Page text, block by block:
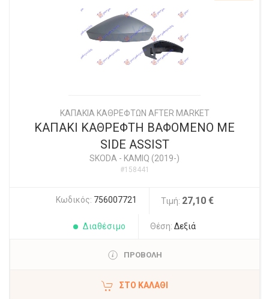
ΚΑΠΑΚΙΑ ΚΑΘΡΕΦΤΩΝ AFTER MARKET
ΚΑΠΑΚΙ ΚΑΘΡΕΦΤΗ ΒΑΦΟΜΕΝΟ ΜΕ
SIDE ASSIST
SKODA - KAMIQ (2019-)
#158441
Κωδικός: 756007721 Τιμή: 27,10 €
Διαθέσιμο Θέση: Δεξιά
ΠΡΟΒΟΛΗ
ΣΤΟ ΚΑΛΆΘΙ